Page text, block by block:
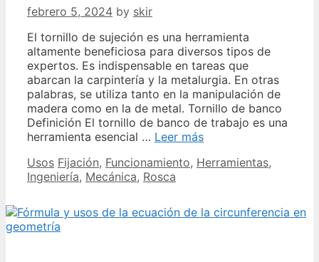
febrero 5, 2024 by skir
El tornillo de sujeción es una herramienta
altamente beneficiosa para diversos tipos de
expertos. Es indispensable en tareas que
abarcan la carpintería y la metalurgia. En otras
palabras, se utiliza tanto en la manipulación de
madera como en la de metal. Tornillo de banco
Definición El tornillo de banco de trabajo es una
herramienta esencial … Leer másDescubre
utilidad
y
su
Categories
Usos Tags
Fijación, Funcionamiento, Herramientas,
Ingeniería, Mecánica, Rosca